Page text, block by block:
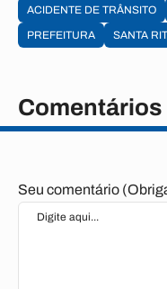
ACIDENTE DE TRÂNSITO
PREFEITURA
SANTA
Comentários
Seu comentário